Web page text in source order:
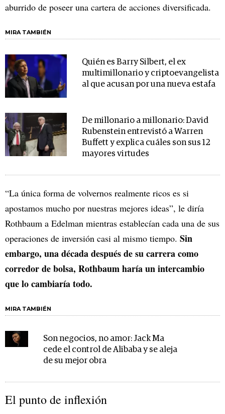
aburrido de poseer una cartera de acciones diversificada.
MIRA TAMBIÉN
Quién es Barry Silbert, el ex
multimillonario y criptoevangelista
al que acusan por una nueva estafa
De millonario a millonario: David
Rubenstein entrevistó a Warren
Buffett y explica cuáles son sus 12
mayores virtudes
“La única forma de volvernos realmente ricos es si
apostamos mucho por nuestras mejores ideas”, le diría
Rothbaum a Edelman mientras establecían cada una de sus
operaciones de inversión casi al mismo tiempo. Sin
embargo, una década después de su carrera como
corredor de bolsa, Rothbaum haría un intercambio
que lo cambiaría todo.
MIRA TAMBIÉN
Son negocios, no amor: Jack Ma
cede el control de Alibaba y se aleja
de su mejor obra
El punto de inflexión